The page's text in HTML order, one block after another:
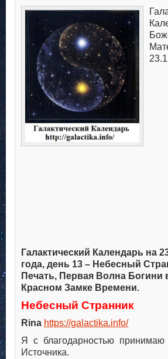
Галактический Календарь на
года, день 13 – Небесный
Печать, Первая Волна Богини
Красном Замке Времени.
Небесный Странник
Rina https://galactika.info/
Я с благодарностью принимаю
Источника.